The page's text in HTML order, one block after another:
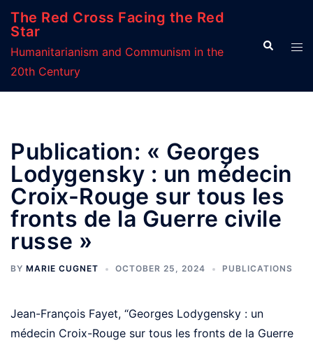
Skip
content
The Red Cross Facing the Red
Star
Humanitarianism and Communism in the
20th Century
Search
Publication: « Georges
Lodygensky : un médecin
Croix-Rouge sur tous les
fronts de la Guerre civile
russe »
BY MARIE CUGNET OCTOBER 25, 2024 PUBLICATIONS
Jean-François Fayet, “Georges Lodygensky : un
médecin Croix-Rouge sur tous les fronts de la Guerre